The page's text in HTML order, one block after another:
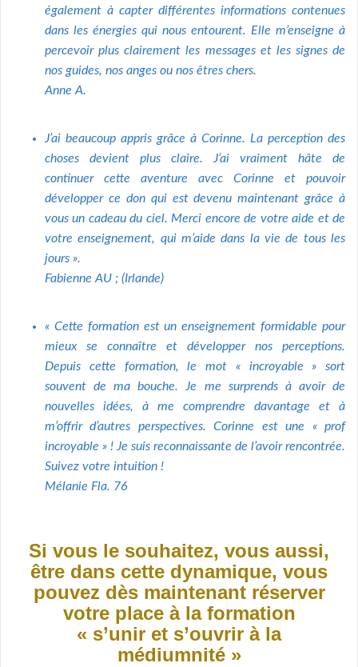
également à capter différentes informations contenues
dans les énergies qui nous entourent. Elle m’enseigne à
percevoir plus clairement les messages et les signes de
nos guides, nos anges ou nos êtres chers.
Anne A.
J’ai beaucoup appris grâce à Corinne. La perception des
choses devient plus claire. J’ai vraiment hâte de
continuer cette aventure avec Corinne et pouvoir
développer ce don qui est devenu maintenant grâce à
vous un cadeau du ciel. Merci encore de votre aide et de
votre enseignement, qui m’aide dans la vie de tous les
jours ».
Fabienne AU ; (Irlande)
« Cette formation est un enseignement formidable pour
mieux se connaître et développer nos perceptions.
Depuis cette formation, le mot « incroyable » sort
souvent de ma bouche. Je me surprends à avoir de
nouvelles idées, à me comprendre davantage et à
m’offrir d’autres perspectives. Corinne est une « prof
incroyable » ! Je suis reconnaissante de l’avoir rencontrée.
Suivez votre intuition !
Mélanie Fla. 76
Si vous le souhaitez, vous aussi,
être dans cette dynamique, vous
pouvez dès maintenant réserver
votre place à la formation
« s’unir et s’ouvrir à la
médiumnité »